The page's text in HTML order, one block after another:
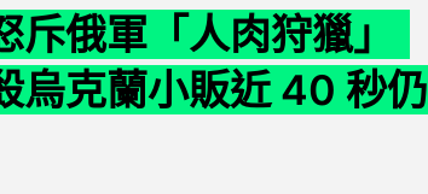
斥俄軍「人肉狩獵」
烏克蘭小販近 40 秒仍